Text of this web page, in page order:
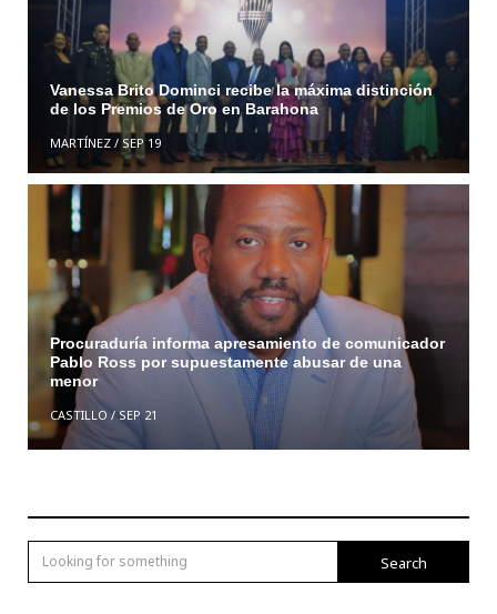
Vanessa Brito Dominci recibe la máxima distinción
de los Premios de Oro en Barahona
MARTÍNEZ/ SEP 19
Procuraduría informa apresamiento de comunicador
Pablo Ross por supuestamente abusar de una
menor
CASTILLO /SEP 21
Search